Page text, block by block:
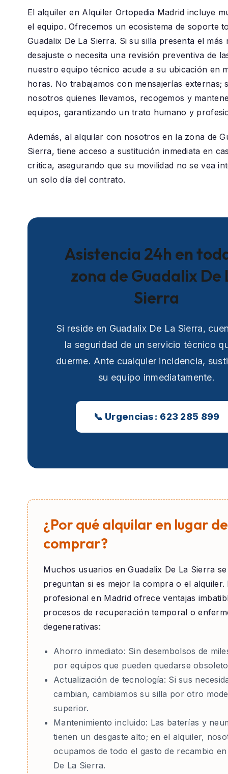
El alquiler en Alquiler Ortopedia Madrid incluye
el equipo. Ofrecemos un ecosistema de soporte
Guadalix De La Sierra. Si su silla presenta el más
desajuste o necesita una revisión preventiva de
nuestro equipo técnico acude a su ubicación en
horas. No trabajamos con mensajerías externas;
nosotros quienes llevamos, recogemos y
equipos, garantizando un trato humano y
Además, al alquilar con nosotros en la zona de
Sierra, tiene acceso a sustitución inmediata en
crítica, asegurando que su movilidad no se vea
un solo día del contrato.
Asistencia 24h en
zona de Guadalix De
Sierra
Si reside en Guadalix De La Sierra,
la seguridad de un servicio técnico
duerme. Ante cualquier incidencia,
su equipo inmediatamente.
📞 Urgencias: 623 285 899
¿Por qué alquilar en lugar de
comprar?
Muchos usuarios enGuadalix De La Sierra se
preguntan si es mejor la compra o el alquiler.
profesional en Madrid ofrece ventajas
procesos de recuperación temporal o
degenerativas:
Ahorro inmediato: Sin desembolsos de
por equipos que pueden quedarse
Actualización de tecnología: Si sus
cambian, cambiamos su silla por otro
superior.
Mantenimiento incluido: Las baterías y
tienen un desgaste alto; en el alquiler,
ocupamos de todo el gasto de recambio
De La Sierra.